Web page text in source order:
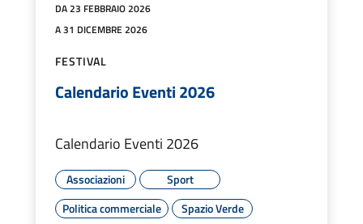
DA 23 FEBBRAIO 2026
A 31 DICEMBRE 2026
FESTIVAL
Calendario Eventi 2026
Calendario Eventi 2026
Associazioni
Sport
Politica commerciale
Spazio Verde